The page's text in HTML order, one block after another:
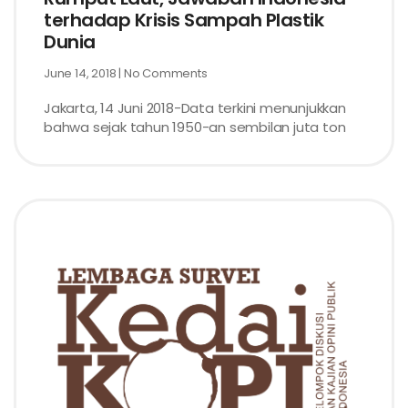
terhadap Krisis Sampah Plastik
Dunia
June 14, 2018 No Comments
Jakarta, 14 Juni 2018-Data terkini menunjukkan
bahwa sejak tahun 1950-an sembilan juta ton